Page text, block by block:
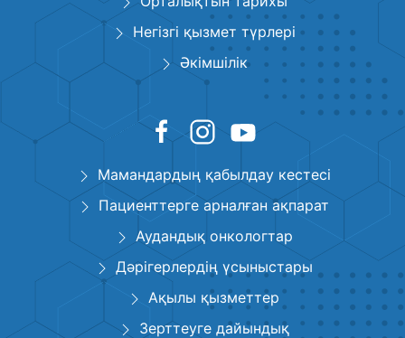
Негізгі қызмет түрлері
Әкімшілік
Мамандардың қабылдау кестесі
Пациенттерге арналған ақпарат
Аудандық онкологтар
Дәрігерлердің үсыныстары
Ақылы қызметтер
Зерттеуге дайындық